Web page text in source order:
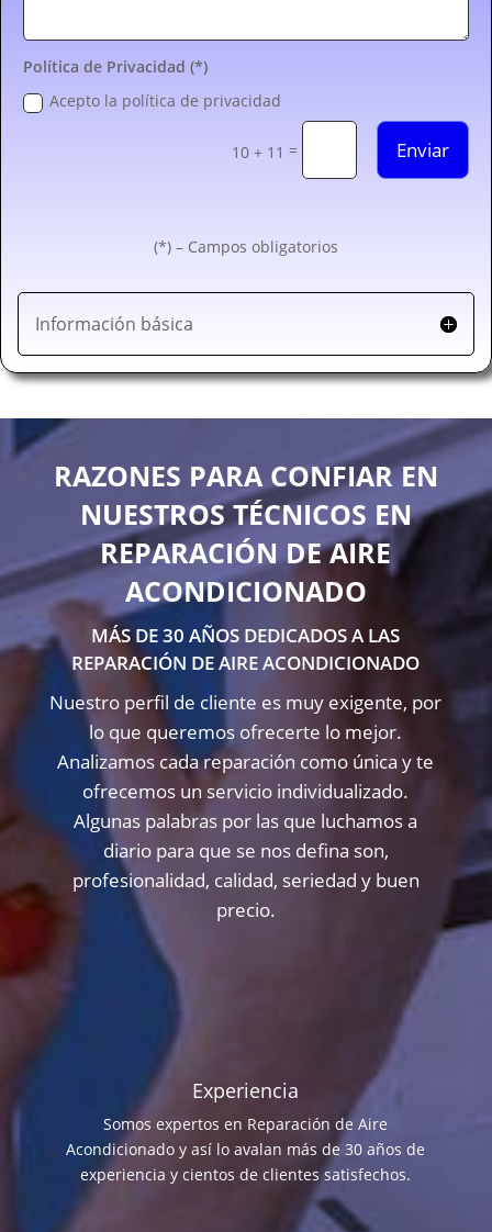
Política de Privacidad (*)
Acepto la política de privacidad
10 + 11 = Enviar
(*) – Campos obligatorios
Información básica
RAZONES PARA CONFIAR EN
NUESTROS TÉCNICOS EN
REPARACIÓN DE AIRE
ACONDICIONADO
MÁS DE 30 AÑOS DEDICADOS A LAS
REPARACIÓN DE AIRE ACONDICIONADO
Nuestro perfil de cliente es muy exigente, por
lo que queremos ofrecerte lo mejor.
Analizamos cada reparación como única y te
ofrecemos un servicio individualizado.
Algunas palabras por las que luchamos a
diario para que se nos defina son,
profesionalidad, calidad, seriedad y buen
precio.
Experiencia
Somos expertos en Reparación de Aire
Acondicionado y así lo avalan más de 30 años de
experiencia y cientos de clientes satisfechos.